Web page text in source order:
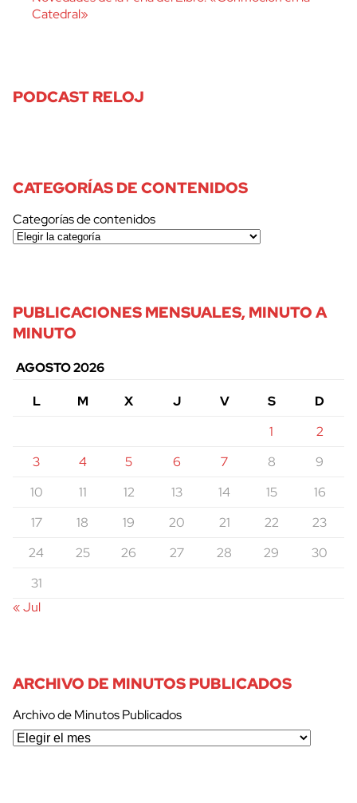
Catedral»
PODCAST RELOJ
CATEGORÍAS DE CONTENIDOS
Categorías de contenidos
PUBLICACIONES MENSUALES, MINUTO A
MINUTO
AGOSTO 2026
L
M X J V S
D
1
2
3
4 5 6 7 8
9
10
11 12 13 14 15
16
17
18 19 20 21 22
23
24
25 26 27 28 29
30
31
« Jul
ARCHIVO DE MINUTOS PUBLICADOS
Archivo de Minutos Publicados